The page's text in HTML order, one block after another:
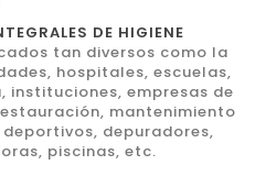
DE HIGIENE
tan diversos como la
hospitales, escuelas,
instituciones, empresas de
mantenimiento
depuradores,
piscinas, etc.